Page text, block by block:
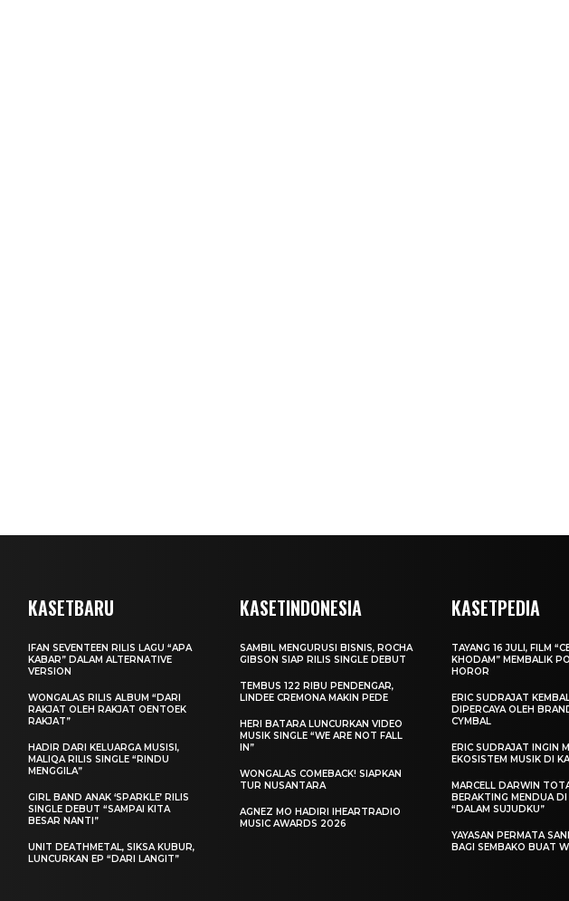
KASETBARU
IFAN SEVENTEEN RILIS LAGU “APA
KABAR” DALAM ALTERNATIVE
VERSION
WONGALAS RILIS ALBUM “DARI
RAKJAT OLEH RAKJAT OENTOEK
RAKJAT”
HADIR DARI KELUARGA MUSISI,
MALIQA RILIS SINGLE “RINDU
MENGGILA”
GIRL BAND ANAK ‘SPARKLE’ RILIS
SINGLE DEBUT “SAMPAI KITA
BESAR NANTI”
UNIT DEATHMETAL, SIKSA KUBUR,
LUNCURKAN EP “DARI LANGIT”
KASETINDONESIA
SAMBIL MENGURUSI BISNIS, ROCHA
GIBSON SIAP RILIS SINGLE DEBUT
TEMBUS 122 RIBU PENDENGAR,
LINDEE CREMONA MAKIN PEDE
HERI BATARA LUNCURKAN VIDEO
MUSIK SINGLE “WE ARE NOT FALL
IN”
WONGALAS COMEBACK! SIAPKAN
TUR NUSANTARA
AGNEZ MO HADIRI IHEARTRADIO
MUSIC AWARDS 2026
KASETPEDIA
TAYANG 16 JULI, FILM
KHODAM” MEMBALIK
HOROR
ERIC SUDRAJAT
DIPERCAYA OLEH
CYMBAL
ERIC SUDRAJAT INGIN
EKOSISTEM MUSIK DI
MARCELL DARWIN
BERAKTING MENDUA DI
“DALAM SUJUDKU”
YAYASAN PERMATA
BAGI SEMBAKO BUAT